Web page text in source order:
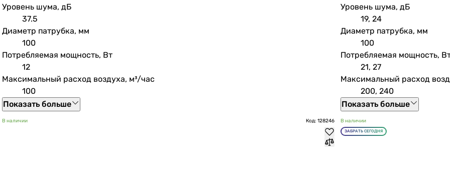
Уровень шума, дБ
37.5
Диаметр патрубка, мм
100
Потребляемая мощность, Вт
12
Максимальный расход воздуха, м³/час
100
Показать больше
Уровень шума, дБ
19, 24
Диаметр патрубка, мм
100
Потребляемая мощность,
21, 27
Максимальный расход
200, 240
Показать больше
В наличии Код: 128246 В наличии
ЗАБРАТЬ СЕГОДНЯ